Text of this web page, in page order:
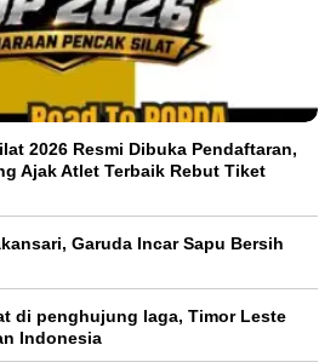
2026 Resmi Dibuka Pendaftaran,
Ajak Atlet Terbaik Rebut Tiket
Garuda Incar Sapu Bersih
di penghujung laga, Timor Leste
Indonesia